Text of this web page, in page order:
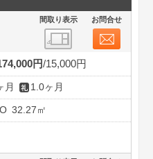
間取り表示 お問合せ
円 15,000円
月 1.0ヶ月
32.27㎡